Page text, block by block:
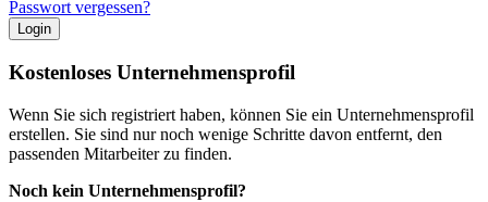
Passwort vergessen?
Login
Kostenloses Unternehmensprofil
Wenn Sie sich registriert haben, können Sie ein Unternehmensprofil
erstellen. Sie sind nur noch wenige Schritte davon entfernt, den
passenden Mitarbeiter zu finden.
Noch kein Unternehmensprofil?